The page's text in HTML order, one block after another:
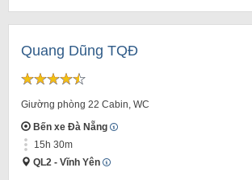
Quang Dũng TQĐ
Giường phòng 22 Cabin, WC
Bến xe Đà Nẵng
15h 30m
QL2 - Vĩnh Yên